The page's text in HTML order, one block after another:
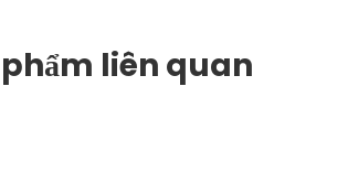
phẩm liên quan